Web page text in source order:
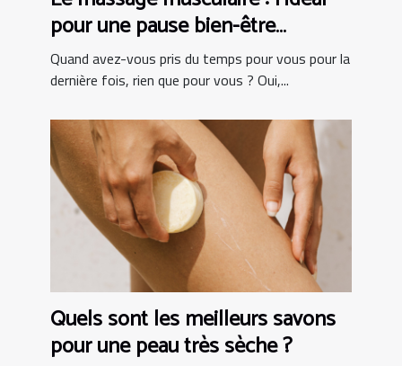
pour une pause bien-être
complète !
Quand avez-vous pris du temps pour vous pour la
dernière fois, rien que pour vous ? Oui,...
Quels sont les meilleurs savons
pour une peau très sèche ?